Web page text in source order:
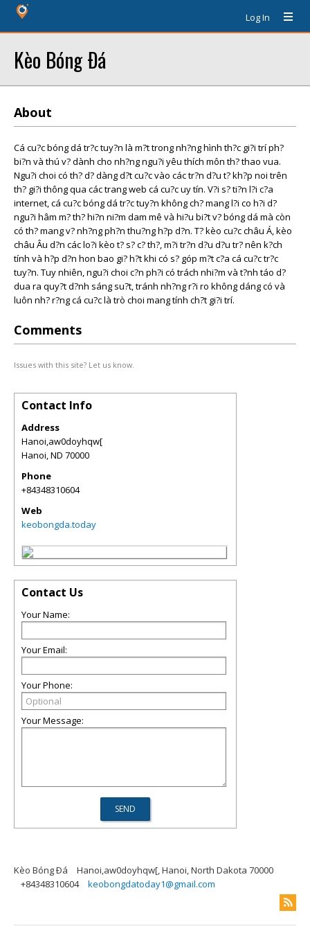
Log In
Kèo Bóng Ðá
About
Cá cu?c bóng dá tr?c tuy?n là m?t trong nh?ng hình th?c gi?i trí ph?
bi?n và thú v? dành cho nh?ng ngu?i yêu thích môn th? thao vua.
Ngu?i choi có th? d? dàng d?t cu?c vào các tr?n d?u t? kh?p noi trên
th? gi?i thông qua các trang web cá cu?c uy tín. V?i s? ti?n l?i c?a
internet, cá cu?c bóng dá tr?c tuy?n không ch? mang l?i co h?i d?
ngu?i hâm m? th? hi?n ni?m dam mê và hi?u bi?t v? bóng dá mà còn
có th? mang v? nh?ng ph?n thu?ng h?p d?n. T? kèo cu?c châu Á, kèo
châu Âu d?n các lo?i kèo t? s? c? th?, m?i tr?n d?u d?u tr? nên k?ch
tính và h?p d?n hon bao gi? h?t khi có s? góp m?t c?a cá cu?c tr?c
tuy?n. Tuy nhiên, ngu?i choi c?n ph?i có trách nhi?m và t?nh táo d?
dua ra quy?t d?nh sáng su?t, tránh nh?ng r?i ro không dáng có và
luôn nh? r?ng cá cu?c là trò choi mang tính ch?t gi?i trí.
Comments
Issues with this site? Let us know.
Contact Info
Address
Hanoi,aw0doyhqw[
Hanoi,ND 70000
Phone
+84348310604
Web
keobongda.today
Contact Us
Your Name:
Your Email:
Your Phone:
Your Message:
Kèo Bóng Ðá
Hanoi,aw0doyhqw[, Hanoi, North Dakota 70000
+84348310604
keobongdatoday1@gmail.com